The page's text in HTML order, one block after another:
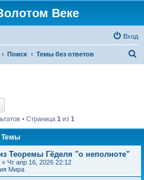
Веке
Вход
Поиск Темы без ответов
• Страница 1 из 1
Темы
Теоремы Гёделя "о неполноте"
« Чт апр 16, 2026 22:12
Мира